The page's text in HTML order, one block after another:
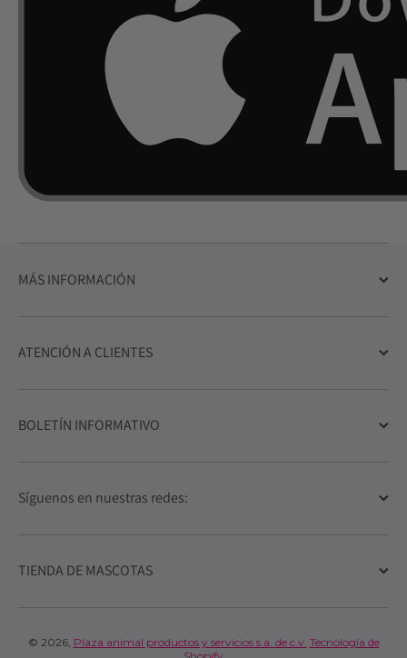
MÁS INFORMACIÓN
ATENCIÓN A CLIENTES
BOLETÍN INFORMATIVO
Síguenos en nuestras redes:
TIENDA DE MASCOTAS
© 2026, Plaza animal productos y servicios s.a. de c.v. Tecnología de